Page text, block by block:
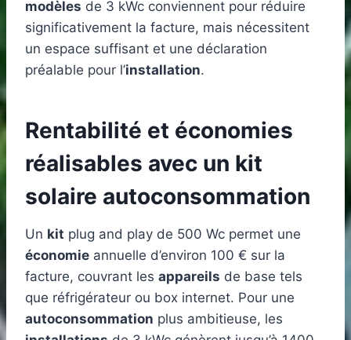
modèles de 3 kWc conviennent pour réduire
significativement la facture, mais nécessitent
un espace suffisant et une déclaration
préalable pour l’installation.
Rentabilité et économies
réalisables avec un kit
solaire autoconsommation
Un kit plug and play de 500 Wc permet une
économie annuelle d’environ 100 € sur la
facture, couvrant les appareils de base tels
que réfrigérateur ou box internet. Pour une
autoconsommation plus ambitieuse, les